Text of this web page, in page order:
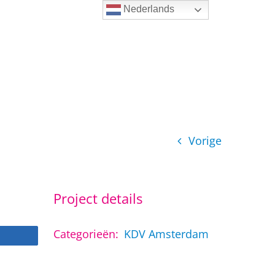
Vorige
Project details
Categorieën: KDV Amsterdam
Nederlands